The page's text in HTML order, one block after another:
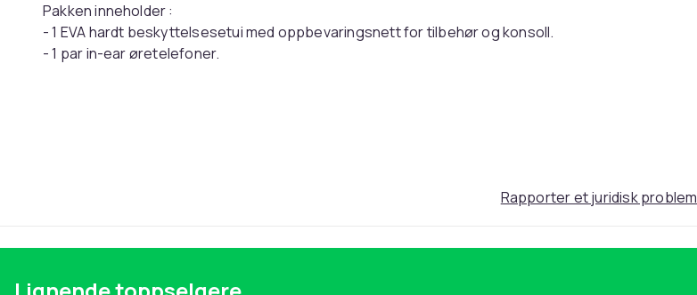
Pakken inneholder :
- 1 EVA hardt beskyttelsesetui med oppbevaringsnett for tilbehør og konsoll.
- 1 par in-ear øretelefoner.
Rapporter et juridisk problem